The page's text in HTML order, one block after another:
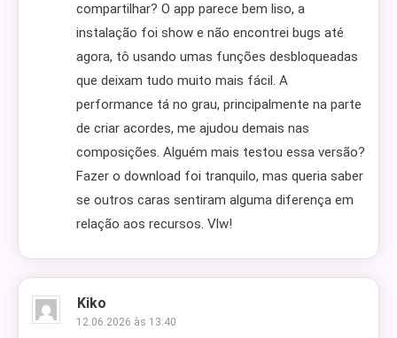
compartilhar? O app parece bem liso, a
instalação foi show e não encontrei bugs até
agora, tô usando umas funções desbloqueadas
que deixam tudo muito mais fácil. A
performance tá no grau, principalmente na parte
de criar acordes, me ajudou demais nas
composições. Alguém mais testou essa versão?
Fazer o download foi tranquilo, mas queria saber
se outros caras sentiram alguma diferença em
relação aos recursos. Vlw!
Kiko
12.06.2026 às 13:40